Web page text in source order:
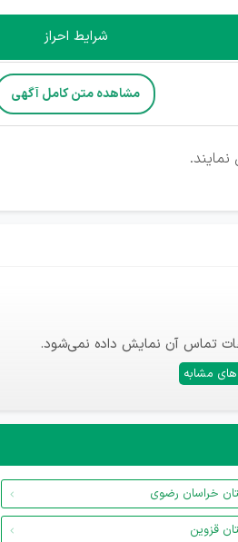
شرایط احراز
مشاهده متن کامل آگهی
تماس آن نمایش داده نمی‌شود.
مشابه
خراسان رضوی
قزوین